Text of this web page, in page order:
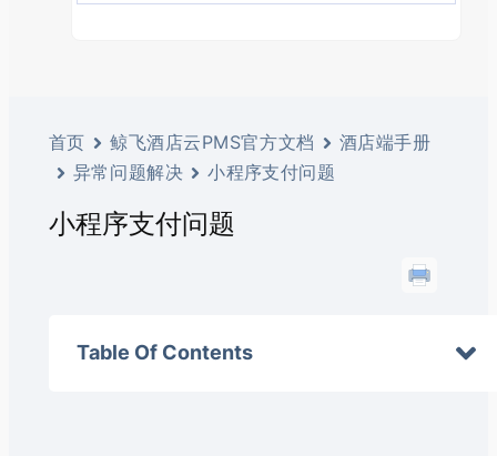
首页 鲸飞酒店云PMS官方文档
酒店端手册
异常问题解决
小程序支付问题
小程序支付问题
Table Of Contents